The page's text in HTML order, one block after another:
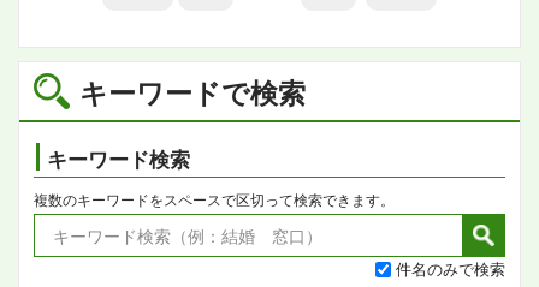
キーワードで検索
キーワード検索
複数のキーワードをスペースで区切って検索できます。
件名のみで検索